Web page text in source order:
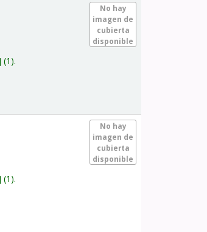
No hay
imagen de
cubierta
disponible
(1).
No hay
imagen de
cubierta
disponible
(1).